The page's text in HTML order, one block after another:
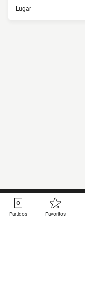
Lugar
Partidos Favoritos